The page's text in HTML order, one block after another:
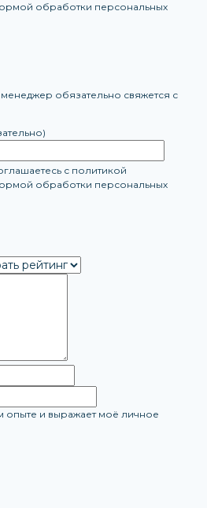
обработки персональных
обязательно свяжется с
с политикой
обработки персональных
опыте и выражает моё личное